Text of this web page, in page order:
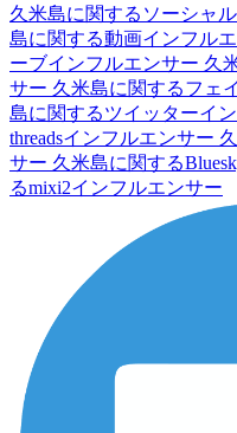
久米島に関するソーシャ
島に関する動画インフル
ーブインフルエンサー 久
サー 久米島に関するフェ
島に関するツイッターイ
threadsインフルエンサー
サー 久米島に関する
るmixi2インフルエンサー